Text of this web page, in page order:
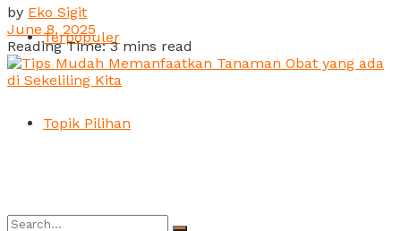
Terpopuler
Topik Pilihan
by Eko Sigit
June 8, 2025
Reading Time: 3 mins read